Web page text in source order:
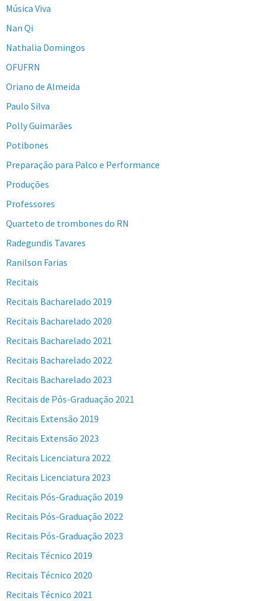
Música Viva
Nan Qi
Nathalia Domingos
OFUFRN
Oriano de Almeida
Paulo Silva
Polly Guimarães
Potibones
Preparação para Palco e Performance
Produções
Professores
Quarteto de trombones do RN
Radegundis Tavares
Ranilson Farias
Recitais
Recitais Bacharelado 2019
Recitais Bacharelado 2020
Recitais Bacharelado 2021
Recitais Bacharelado 2022
Recitais Bacharelado 2023
Recitais de Pós-Graduação 2021
Recitais Extensão 2019
Recitais Extensão 2023
Recitais Licenciatura 2022
Recitais Licenciatura 2023
Recitais Pós-Graduação 2019
Recitais Pós-Graduação 2022
Recitais Pós-Graduação 2023
Recitais Técnico 2019
Recitais Técnico 2020
Recitais Técnico 2021